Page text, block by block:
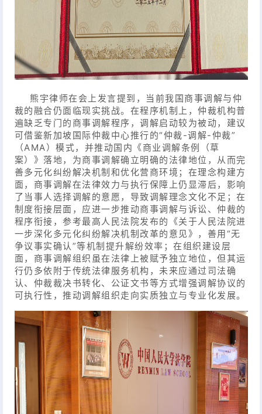
熊宇律师在会上发言提到，当前我国商事调解与仲
裁的融合仍面临现实挑战。在程序机制上，仲裁机构普
遍缺乏专门的商事调解程序，调解启动较为被动，建议
可借鉴新加坡国际仲裁中心推行的“仲裁-调解-仲裁”
（AMA）模式，并推动国内《商业调解条例（草
案）》落地，为商事调解确立明确的法律地位，从而完
善多元化纠纷解决机制和优化营商环境；在理念构建方
面，商事调解在法律效力与执行保障上仍显滞后，影响
了当事人选择调解的意愿，导致调解理念文化不足；在
制度衔接层面，应进一步推动商事调解与诉讼、仲裁的
程序衔接，参考最高人民法院发布的《关于人民法院进
一步深化多元化纠纷解决机制改革的意见》，善用“无
争议事实确认”等机制提升解纷效率；在组织建设层
面，商事调解组织虽在法律上被赋予独立地位，但其运
行仍多依附于传统法律服务机构，未来应通过司法确
认、仲裁裁决书转化、公证文书等方式增强调解协议的
可执行性，推动调解组织走向实质独立与专业化发展。